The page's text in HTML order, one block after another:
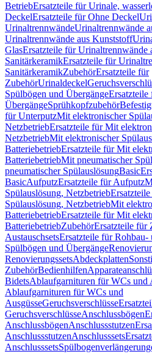
BetriebErsatzteile für Urinale,
DeckelErsatzteile für Ohne Deckel
UrinaltrennwändeUrinaltrennwände
Urinaltrennwände aus Kunststoff
GlasErsatzteile für Urinaltrennwände
SanitärkeramikErsatzteile für
SanitärkeramikZubehörErsatzteile für
ZubehörUrinaldeckel
Spülbögen und ÜbergängeErsatzteile
ÜbergängeSprühkopfzubehör
für UnterputzMit elektronischer
NetzbetriebErsatzteile für Mit
NetzbetriebMit elektronischer
BatteriebetriebErsatzteile für Mit
BatteriebetriebMit pneumatischer
pneumatischer SpülauslösungBasic
BasicAufputzErsatzteile für Aufputz
Spülauslösung, Netzbetrieb
Spülauslösung, NetzbetriebMit
BatteriebetriebErsatzteile für Mit
BatteriebetriebZubehörErsatzteile für
AustauschsetsErsatzteile für Rohbau-
Spülbögen und Übergänge
RenovierungssetsAbdeckplatten
ZubehörBedienhilfen
BidetsAblaufgarnituren für WCs und
Ablaufgarnituren für WCs und
AusgüsseGeruchsverschlüsse
GeruchsverschlüsseAnschlussbögen
AnschlussbögenAnschlussstutzen
AnschlussstutzenAnschlusssets
Anschlusssets